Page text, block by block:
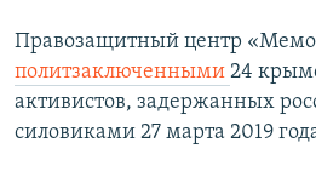
Правозащитный центр
политзаключенными 24
активистов, задержанных
силовиками 27 марта 2019